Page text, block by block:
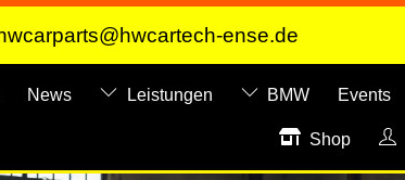
ense.de
News Leistungen BMW Events
Shop